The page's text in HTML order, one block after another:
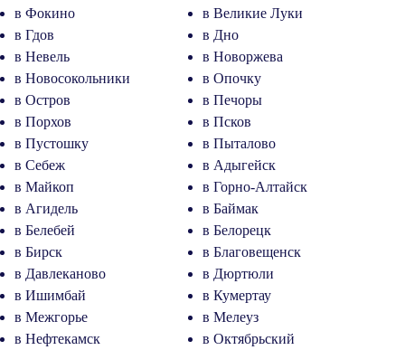
в Фокино
в Великие Луки
в Гдов
в Дно
в Невель
в Новоржева
в Новосокольники
в Опочку
в Остров
в Печоры
в Порхов
в Псков
в Пустошку
в Пыталово
в Себеж
в Адыгейск
в Майкоп
в Горно-Алтайск
в Агидель
в Баймак
в Белебей
в Белорецк
в Бирск
в Благовещенск
в Давлеканово
в Дюртюли
в Ишимбай
в Кумертау
в Межгорье
в Мелеуз
в Нефтекамск
в Октябрьский